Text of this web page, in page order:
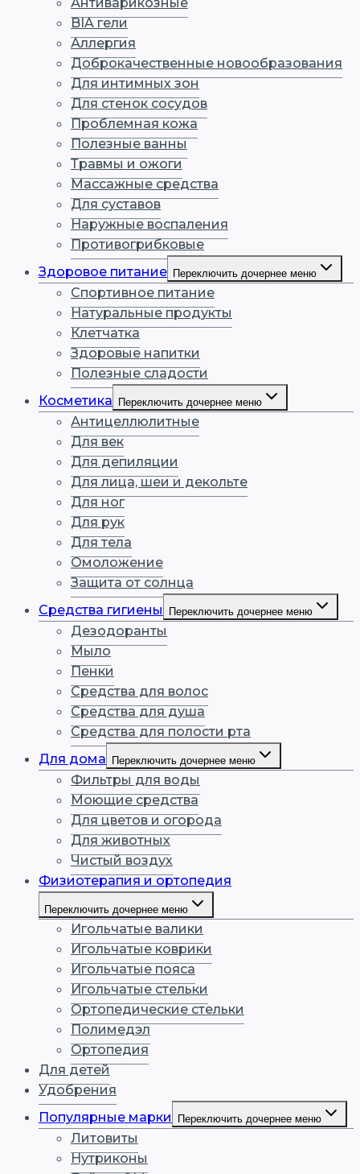
Антиварикозные
BIA гели
Аллергия
Доброкачественные новообразования
Для интимных зон
Для стенок сосудов
Проблемная кожа
Полезные ванны
Травмы и ожоги
Массажные средства
Для суставов
Наружные воспаления
Противогрибковые
Здоровое питание Переключить дочернее меню
Спортивное питание
Натуральные продукты
Клетчатка
Здоровые напитки
Полезные сладости
Косметика
Переключить дочернее меню
Антицеллюлитные
Для век
Для депиляции
Для лица, шеи и декольте
Для ног
Для рук
Для тела
Омоложение
Защита от солнца
Средства гигиены
Переключить дочернее меню
Дезодоранты
Мыло
Пенки
Средства для волос
Средства для душа
Средства для полости рта
Для дома
Переключить дочернее меню
Фильтры для воды
Моющие средства
Для цветов и огорода
Для животных
Чистый воздух
Физиотерапия и ортопедия
Переключить дочернее меню
Игольчатые валики
Игольчатые коврики
Игольчатые пояса
Игольчатые стельки
Ортопедические стельки
Полимедэл
Ортопедия
Для детей
Удобрения
Популярные марки
Переключить дочернее меню
Литовиты
Нутриконы